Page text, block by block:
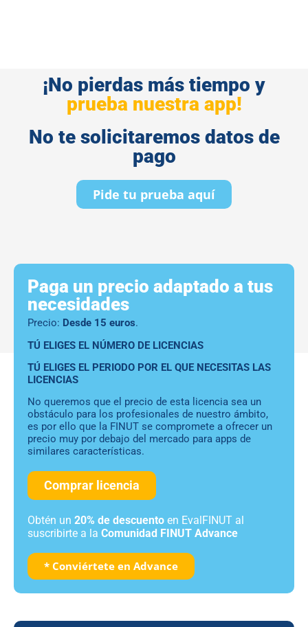
¡No pierdas más tiempo y
prueba nuestra app!
No te solicitaremos datos de
pago
Pide tu prueba aquí
Paga un precio adaptado a tus
necesidades
Precio: Desde 15 euros.
TÚ ELIGES EL NÚMERO DE LICENCIAS
TÚ ELIGES EL PERIODO POR EL QUE NECESITAS LAS
LICENCIAS
No queremos que el precio de esta licencia sea un
obstáculo para los profesionales de nuestro ámbito,
es por ello que la FINUT se compromete a ofrecer un
precio muy por debajo del mercado para apps de
similares características.
Comprar licencia
Obtén un 20% de descuento en EvalFINUT al
suscribirte a la Comunidad FINUT Advance
* Conviértete en Advance